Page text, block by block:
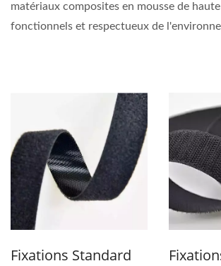
matériaux composites en mousse de
fonctionnels et respectueux de
Fixations Standard